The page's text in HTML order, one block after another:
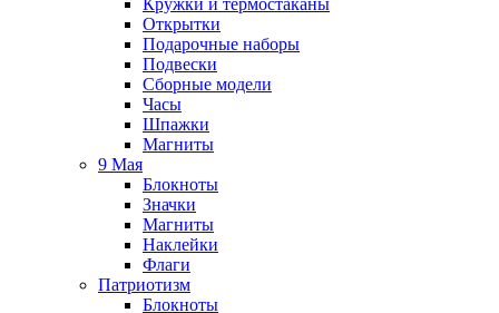
Кружки и термостаканы
Открытки
Подарочные наборы
Подвески
Сборные модели
Часы
Шпажки
Магниты
9 Мая
Блокноты
Значки
Магниты
Наклейки
Флаги
Патриотизм
Блокноты